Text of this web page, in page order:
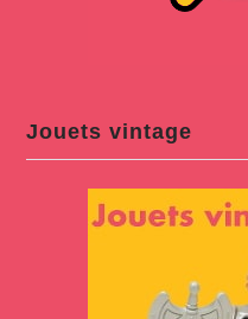
Jouets vintage